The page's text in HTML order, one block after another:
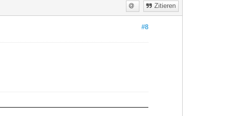
Zitieren
#8